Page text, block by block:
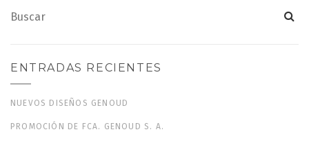
ENTRADAS RECIENTES
NUEVOS DISEÑOS GENOUD
PROMOCIÓN DE FCA. GENOUD S. A.